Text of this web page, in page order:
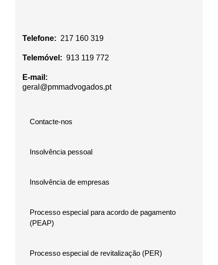
Telefone: 217 160 319
Telemóvel: 913 119 772
E-mail:
geral@pmmadvogados.pt
Contacte-nos
Insolvência pessoal
Insolvência de empresas
Processo especial para acordo de pagamento
(PEAP)
Processo especial de revitalização (PER)